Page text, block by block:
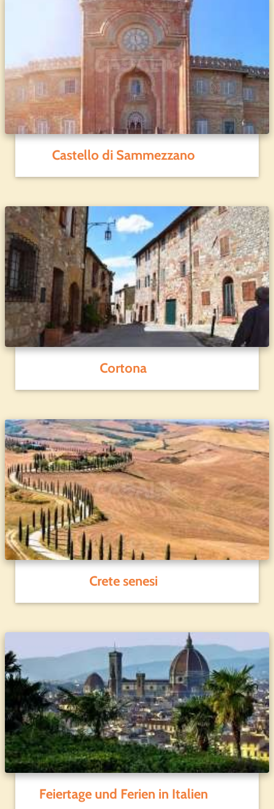
Castello di Sammezzano
Cortona
Crete senesi
Feiertage und Ferien in Italien